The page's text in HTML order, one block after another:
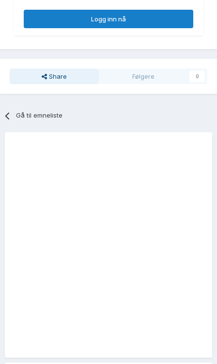
Logg inn nå
Share Følgere 0
Gå til emneliste